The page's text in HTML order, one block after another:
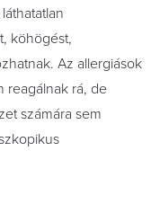
köhögést,
Az allergiások
reagálnak rá, de
számára sem